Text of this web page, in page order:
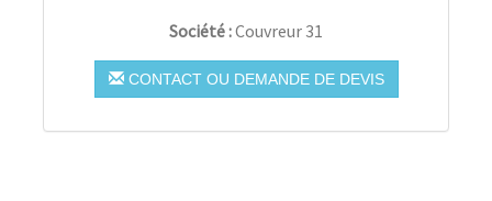
Société :Couvreur 31
CONTACT OU DEMANDE DE DEVIS